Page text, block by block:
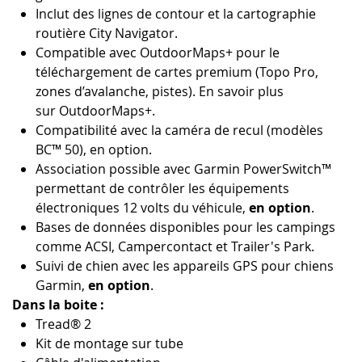
Inclut des lignes de contour et la cartographie
routière City Navigator.
Compatible avec OutdoorMaps+ pour le
téléchargement de cartes premium (Topo Pro,
zones d’avalanche, pistes). En savoir plus
sur OutdoorMaps+.
Compatibilité avec la caméra de recul (modèles
BC™ 50), en option.
Association possible avec Garmin PowerSwitch™
permettant de contrôler les équipements
électroniques 12 volts du véhicule, en option.
Bases de données disponibles pour les campings
comme ACSI, Campercontact et Trailer's Park.
Suivi de chien avec les appareils GPS pour chiens
Garmin, en option.
Dans la boite :
Tread® 2
Kit de montage sur tube